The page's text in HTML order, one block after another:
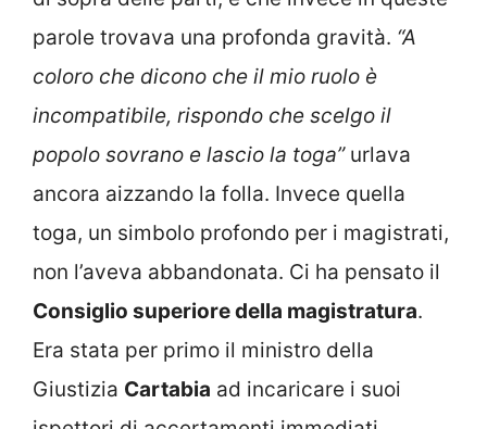
parole trovava una profonda gravità. “A
coloro che dicono che il mio ruolo è
incompatibile, rispondo che scelgo il
popolo sovrano e lascio la toga” urlava
ancora aizzando la folla. Invece quella
toga, un simbolo profondo per i magistrati,
non l’aveva abbandonata. Ci ha pensato il
Consiglio superiore della magistratura.
Era stata per primo il ministro della
Giustizia Cartabia ad incaricare i suoi